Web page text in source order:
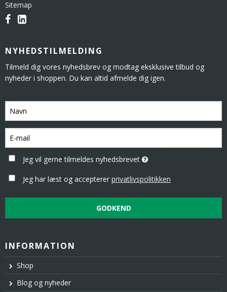
Sitemap
NYHEDSTILMELDING
Tilmeld dig vores nyhedsbrev og modtag eksklusive tilbud og
nyheder i shoppen. Du kan altid afmelde dig igen.
Jeg vil gerne tilmeldes nyhedsbrevet
Jeg har læst og accepterer privatlivspolitikken
GODKEND
INFORMATION
Shop
Blog og nyheder